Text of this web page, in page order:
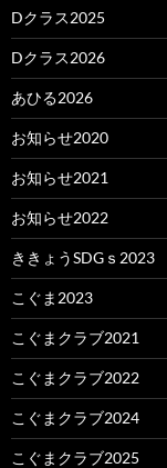
Dクラス2025
Dクラス2026
あひる2026
お知らせ2020
お知らせ2021
お知らせ2022
ききょうSDGｓ2023
こぐま2023
こぐまクラブ2021
こぐまクラブ2022
こぐまクラブ2024
こぐまクラブ2025